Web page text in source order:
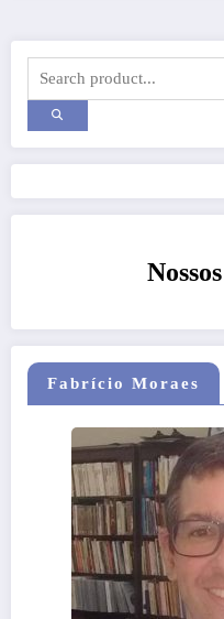
Fabrício Moraes